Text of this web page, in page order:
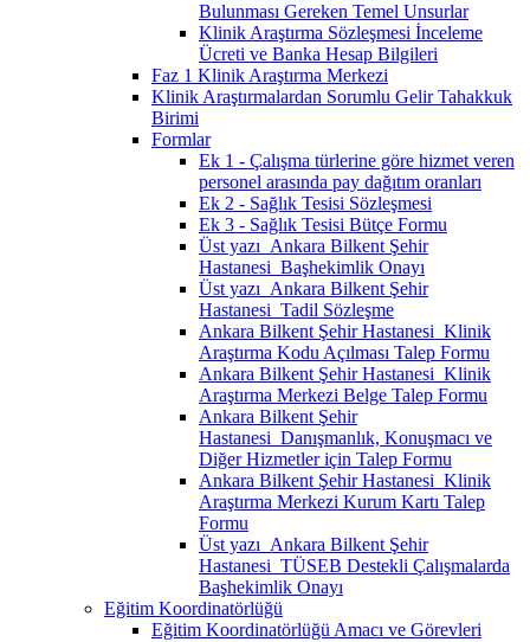
Bulunması Gereken Temel Unsurlar
Klinik Araştırma Sözleşmesi İnceleme
Ücreti ve Banka Hesap Bilgileri
Faz 1 Klinik Araştırma Merkezi
Klinik Araştırmalardan Sorumlu Gelir Tahakkuk
Birimi
Formlar
Ek 1 - Çalışma türlerine göre hizmet veren
personel arasında pay dağıtım oranları
Ek 2 - Sağlık Tesisi Sözleşmesi
Ek 3 - Sağlık Tesisi Bütçe Formu
Üst yazı_Ankara Bilkent Şehir
Hastanesi_Başhekimlik Onayı
Üst yazı_Ankara Bilkent Şehir
Hastanesi_Tadil Sözleşme
Ankara Bilkent Şehir Hastanesi_Klinik
Araştırma Kodu Açılması Talep Formu
Ankara Bilkent Şehir Hastanesi_Klinik
Araştırma Merkezi Belge Talep Formu
Ankara Bilkent Şehir
Hastanesi_Danışmanlık, Konuşmacı ve
Diğer Hizmetler için Talep Formu
Ankara Bilkent Şehir Hastanesi_Klinik
Araştırma Merkezi Kurum Kartı Talep
Formu
Üst yazı_Ankara Bilkent Şehir
Hastanesi_TÜSEB Destekli Çalışmalarda
Başhekimlik Onayı
Eğitim Koordinatörlüğü
Eğitim Koordinatörlüğü Amacı ve Görevleri